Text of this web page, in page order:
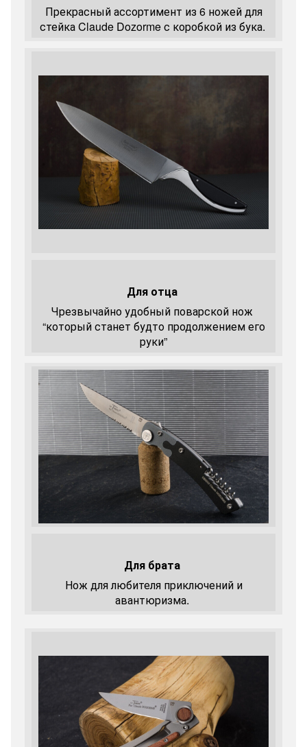
Прекрасный ассортимент из 6 ножей для
стейка Claude Dozorme с коробкой из бука.
Для отца
Чрезвычайно удобный поварской нож
“который станет будто продолжением его
руки”
Для брата
Нож для любителя приключений и
авантюризма.